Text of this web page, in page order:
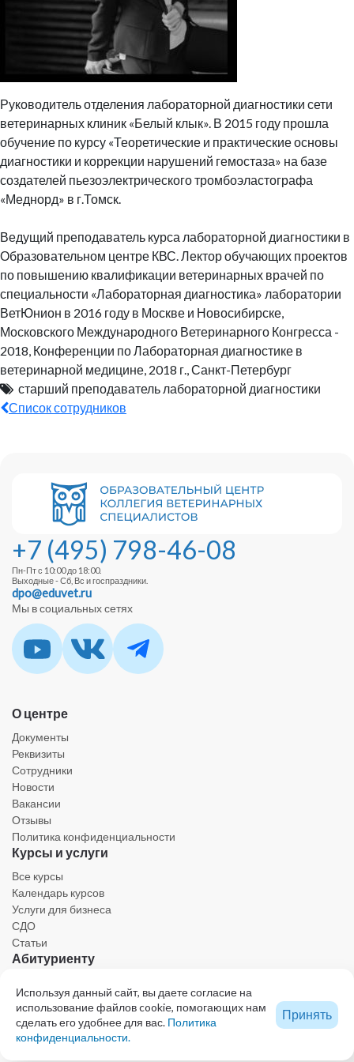
Руководитель отделения лабораторной диагностики сети
ветеринарных клиник «Белый клык». В 2015 году прошла
обучение по курсу «Теоретические и практические основы
диагностики и коррекции нарушений гемостаза» на базе
создателей пьезоэлектрического тромбоэластографа
«Меднорд» в г.Томск.
Ведущий преподаватель курса лабораторной диагностики в
Образовательном центре КВС. Лектор обучающих проектов
по повышению квалификации ветеринарных врачей по
специальности «Лабораторная диагностика» лаборатории
ВетЮнион в 2016 году в Москве и Новосибирске,
Московского Международного Ветеринарного Конгресса -
2018, Конференции по Лабораторная диагностике в
ветеринарной медицине, 2018 г., Санкт-Петербург
старший преподаватель лабораторной диагностики
Список сотрудников
+7 (495) 798-46-08
Пн-Пт с 10:00 до 18:00.
Выходные - Сб, Вс и госпраздники.
dpo@eduvet.ru
Мы в социальных сетях
О центре
Документы
Реквизиты
Сотрудники
Новости
Вакансии
Отзывы
Политика конфиденциальности
Курсы и услуги
Все курсы
Календарь курсов
Услуги для бизнеса
СДО
Статьи
Абитуриенту
Календарь
Ресурсы
Техническая поддержка
Используя данный сайт, вы даете согласие на
использование файлов cookie, помогающих нам
сделать его удобнее для вас. Политика
конфиденциальности.
Принять